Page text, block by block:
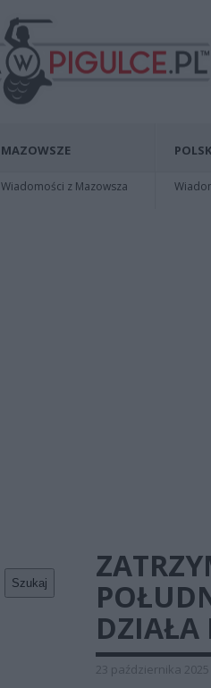
MAZOWSZE
Wiadomości z Mazowsza
Szukaj
DZIAŁA
23 października 2025